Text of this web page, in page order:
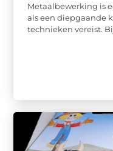
Metaalbewerking is
als een diepgaande
technieken vereist.